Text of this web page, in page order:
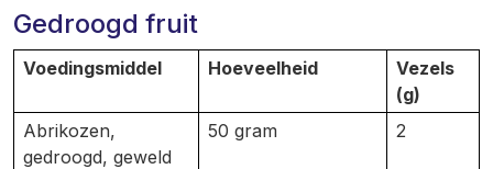
Gedroogd fruit
Voedingsmiddel Hoeveelheid
Vezels
(g)
Abrikozen,
gedroogd, geweld
50 gram 2